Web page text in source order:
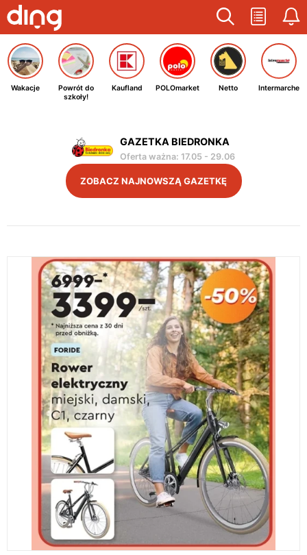
Wakacje
Powrót do
szkoły!
Kaufland POLOmarket Netto Intermarche
GAZETKA BIEDRONKA
Oferta ważna: 17.05 - 29.06
ZOBACZ NAJNOWSZĄ GAZETKĘ